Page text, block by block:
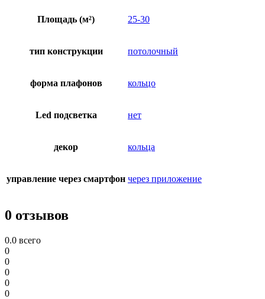
Площадь (м²) 25-30
тип конструкции потолочный
форма плафонов кольцо
Led подсветка нет
декор кольца
управление через смартфон через приложение
0 отзывов
0.0 всего
0
0
0
0
0